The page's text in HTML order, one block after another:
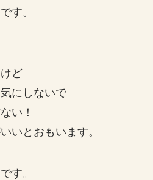
す。
ど
にしないで
い！
いとおもいます。
す。